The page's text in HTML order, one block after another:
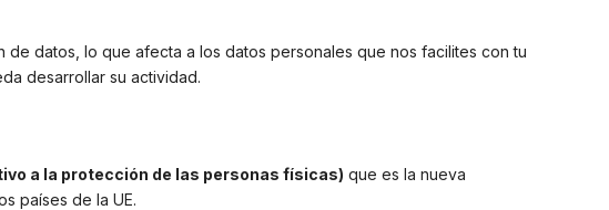
datos, lo que afecta a los datos personales que nos facilites con tu
desarrollar su actividad.
a la protección de las personas físicas) que es la nueva
países de la UE.